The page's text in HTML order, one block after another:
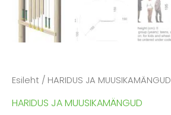
Esileht / HARIDUS JA MUUSIKAMÄNGUD
HARIDUS JA MUUSIKAMÄNGUD